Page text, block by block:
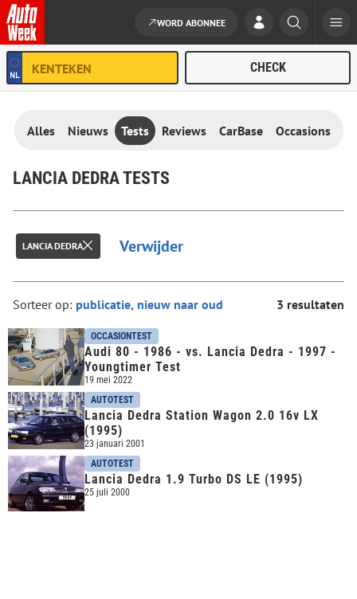
Ga naar de inhoud
WORD ABONNEE
Alles Nieuws Tests Reviews CarBase Occasions
LANCIA DEDRA TESTS
LANCIA DEDRA Verwijder
Sorteer op: 3 resultaten
OCCASIONTEST
Audi 80 - 1986 - vs. Lancia Dedra - 1997 -
Youngtimer Test
19 mei 2022
AUTOTEST
Lancia Dedra Station Wagon 2.0 16v LX
(1995)
23 januari 2001
AUTOTEST
Lancia Dedra 1.9 Turbo DS LE (1995)
25 juli 2000